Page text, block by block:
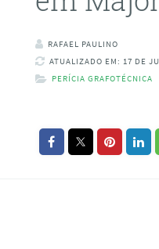
RAFAEL PAULINO
ATUALIZADO EM: 17 DE
PERÍCIA GRAFOTÉCNICA